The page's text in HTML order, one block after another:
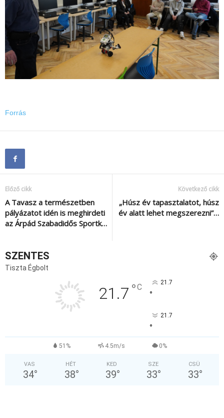
Forrás
Előző cikk
A Tavasz a természetben
pályázatot idén is meghirdeti
az Árpád Szabadidős Sportk…
Következő cikk
„Húsz év tapasztalatot, húsz
év alatt lehet megszerezni”…
SZENTES
Tiszta Égbolt
21.7 °C 21.7
°
21.7
°
51% 4.5m/s 0%
VAS
34°
HÉT
38°
KED
39°
SZE
33°
CSÜ
33°